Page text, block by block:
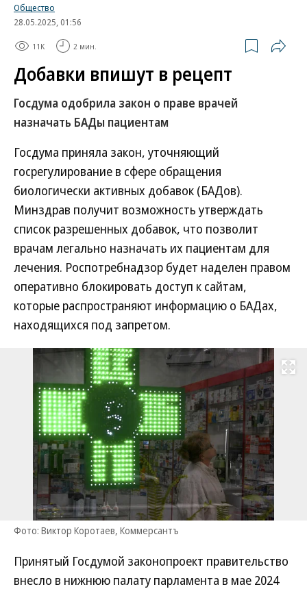
Общество
28.05.2025, 01:56
11K 2 мин.
Добавки впишут в рецепт
Госдума одобрила закон о праве врачей
назначать БАДы пациентам
Госдума приняла закон, уточняющий
госрегулирование в сфере обращения
биологически активных добавок (БАДов).
Минздрав получит возможность утверждать
список разрешенных добавок, что позволит
врачам легально назначать их пациентам для
лечения. Роспотребнадзор будет наделен правом
оперативно блокировать доступ к сайтам,
которые распространяют информацию о БАДах,
находящихся под запретом.
Развернуть
Фото: Виктор Коротаев, Коммерсантъ
Принятый Госдумой законопроект правительство
внесло в нижнюю палату парламента в мае 2024